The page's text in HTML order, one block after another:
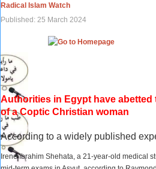
Radical Islam Watch
Published: 25 March 2024
Authorities in Egypt have
of a Coptic Christian woman
According to a widely published
Irene Ibrahim Shehata, a 21-year-old medical